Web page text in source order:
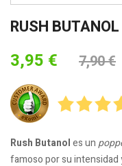
RUSH
3,95 € 7,90 €
Rush Butanoles un
famoso por su intensidad